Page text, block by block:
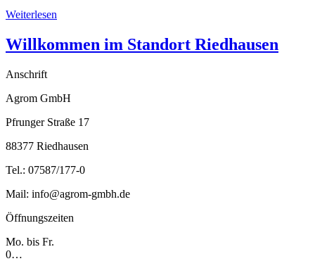
Weiterlesen
Willkommen im Standort Riedhausen
Anschrift
Agrom GmbH
Pfrunger Straße 17
88377 Riedhausen
Tel.: 07587/177-0
Mail: info@agrom-gmbh.de
Öffnungszeiten
Mo. bis Fr.
0…